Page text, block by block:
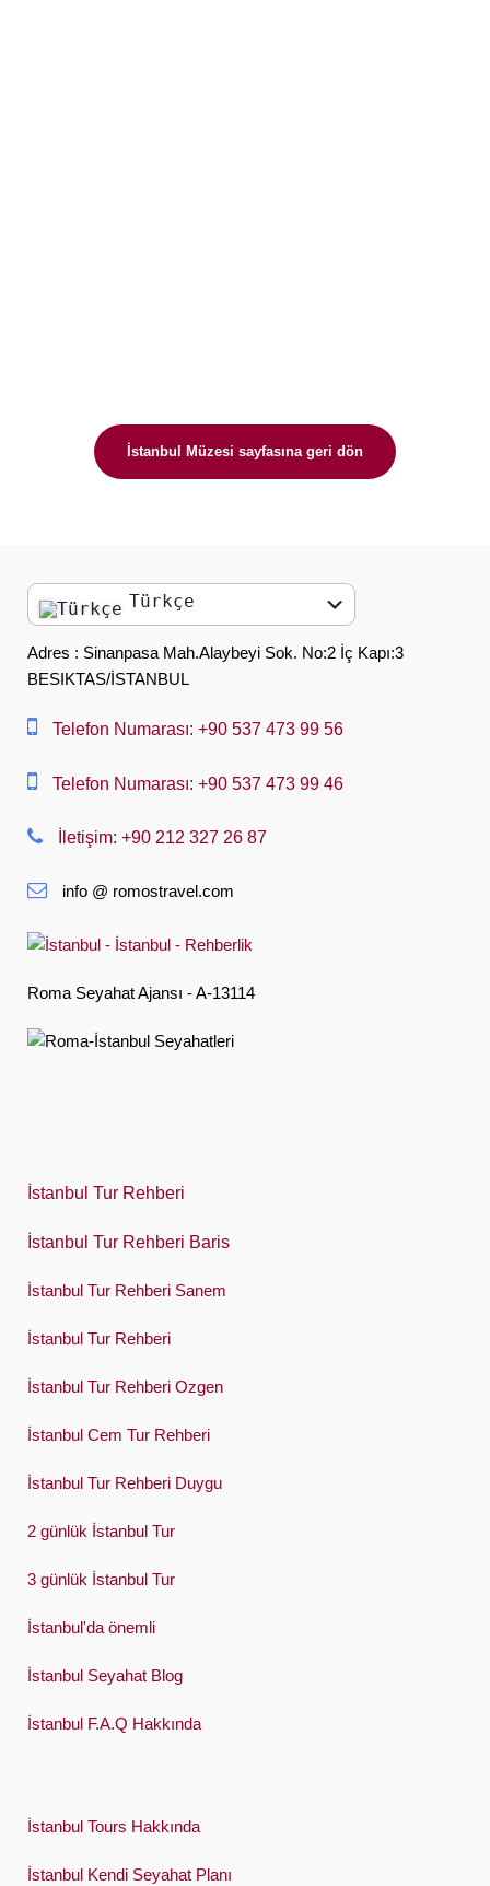
İstanbul Müzesi sayfasına geri dön
Türkçe
English
العربية
中文
Slovenská
Suomi
Français
Italiano
Русский
Español
Swedish
Türkçe
Adres : Sinanpasa Mah.Alaybeyi Sok. No:2 İç Kapı:3
BESIKTAS/İSTANBUL
Telefon Numarası: +90 537 473 99 56
Telefon Numarası: +90 537 473 99 46
İletişim: +90 212 327 26 87
info @ romostravel.com
Roma Seyahat Ajansı - A-13114
İstanbul Tur Rehberi
İstanbul Tur Rehberi Baris
İstanbul Tur Rehberi Sanem
İstanbul Tur Rehberi
İstanbul Tur Rehberi Ozgen
İstanbul Cem Tur Rehberi
İstanbul Tur Rehberi Duygu
2 günlük İstanbul Tur
3 günlük İstanbul Tur
İstanbul'da önemli
İstanbul Seyahat Blog
İstanbul F.A.Q Hakkında
İstanbul Tours Hakkında
İstanbul Kendi Seyahat Planı